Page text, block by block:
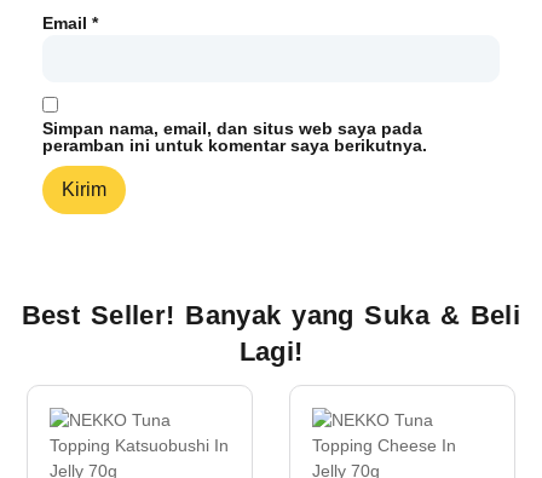
Email *
Simpan nama, email, dan situs web saya pada
peramban ini untuk komentar saya berikutnya.
Best Seller! Banyak yang Suka & Beli
Lagi!